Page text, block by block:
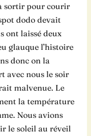
sortir pour courir
dodo devait
ont laissé deux
glauque l’histoire
donc on la
avec nous le soir
malvenue. Le
la température
Nous avions
le soleil au réveil